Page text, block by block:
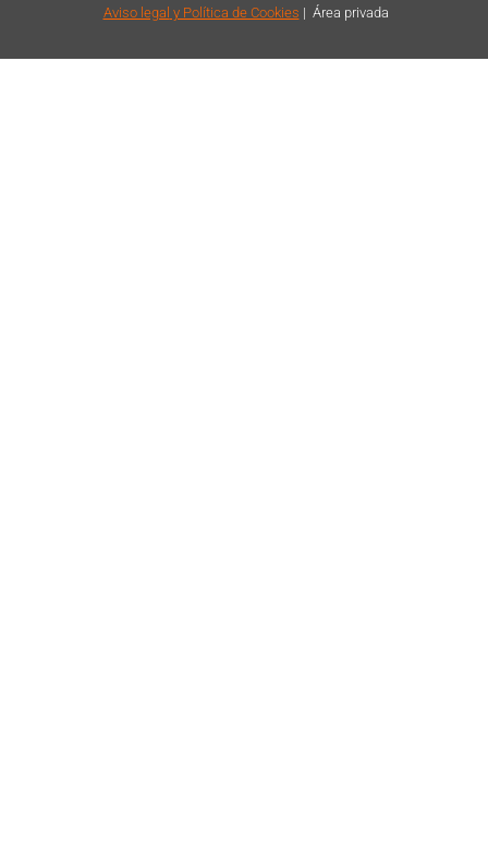
Aviso legal y Política de Cookies | Área privada